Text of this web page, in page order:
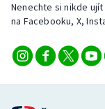
Vodní slalom
Nenechte si nikde
na Facebooku, X,